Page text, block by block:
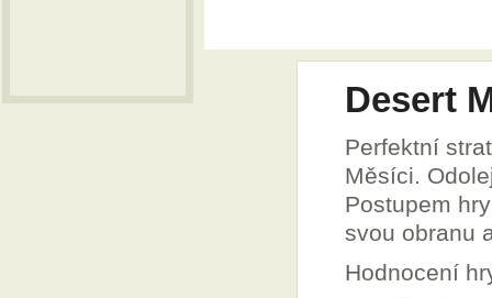
Desert
Perfektní
Měsíci.
Postupem
svou obranu
Hodnocení